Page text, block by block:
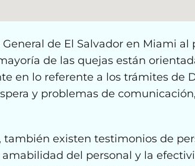
General de El Salvador en Miami
de las quejas están
en lo referente a los trámites de
y problemas de
también existen testimonios de
del personal y la